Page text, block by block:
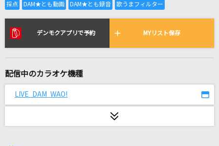
全国りれき
リアルタイムで歌われている曲の一覧
カクテル
V.I.P
デンモクアプリで予約 MYリスト保存
配信中のカラオケ機種
LIVE DAM WAO!